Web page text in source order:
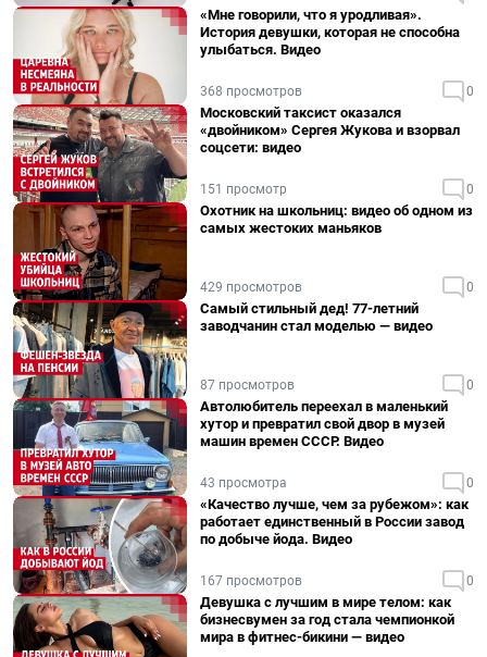
«Мне говорили, что я уродливая».
История девушки, которая не способна
улыбаться. Видео
368 просмотров 0
Московский таксист оказался
«двойником» Сергея Жукова и взорвал
соцсети: видео
151 просмотр 0
Охотник на школьниц: видео об одном из
самых жестоких маньяков
429 просмотров 0
Самый стильный дед! 77-летний
заводчанин стал моделью — видео
87 просмотров 0
Автолюбитель переехал в маленький
хутор и превратил свой двор в музей
машин времен СССР. Видео
43 просмотра 0
«Качество лучше, чем за рубежом»: как
работает единственный в России завод
по добыче йода. Видео
167 просмотров 0
Девушка с лучшим в мире телом: как
бизнесвумен за год стала чемпионкой
мира в фитнес-бикини — видео